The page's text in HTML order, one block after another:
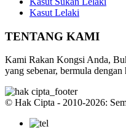
Kasut Lelaki
TENTANG KAMI
Kami Rakan Kongsi Anda,
yang sebenar, bermula dengan
© Hak Cipta - 2010-2026: